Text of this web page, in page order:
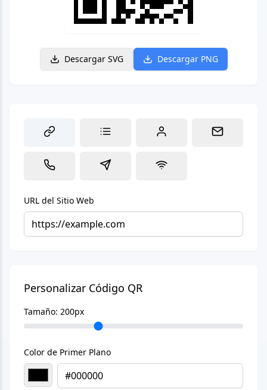
Descargar SVG Descargar PNG
URL del Sitio Web
Personalizar Código QR
Tamaño: 200px
Color de Primer Plano